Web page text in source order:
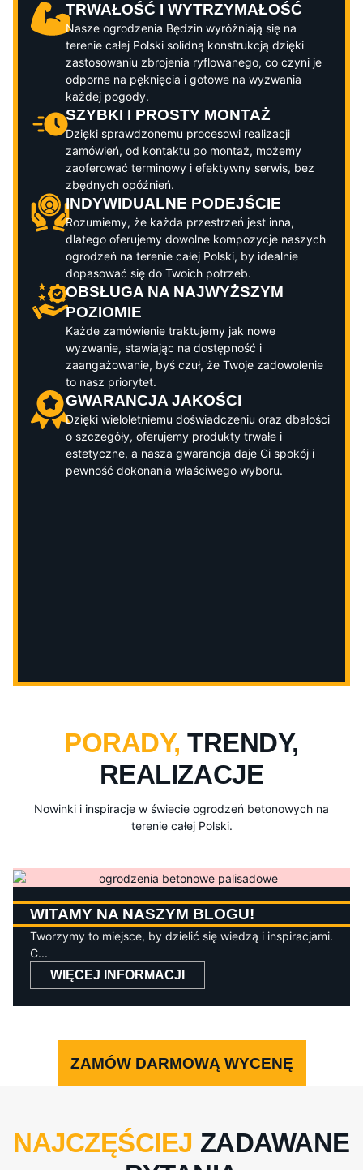
TRWAŁOŚĆ I WYTRZYMAŁOŚĆ
Nasze ogrodzenia Będzin wyróżniają się na
terenie całej Polski solidną konstrukcją dzięki
zastosowaniu zbrojenia ryflowanego, co czyni je
odporne na pęknięcia i gotowe na wyzwania
każdej pogody.
SZYBKI I PROSTY MONTAŻ
Dzięki sprawdzonemu procesowi realizacji
zamówień, od kontaktu po montaż, możemy
zaoferować terminowy i efektywny serwis, bez
zbędnych opóźnień.
INDYWIDUALNE PODEJŚCIE
Rozumiemy, że każda przestrzeń jest inna,
dlatego oferujemy dowolne kompozycje naszych
ogrodzeń na terenie całej Polski, by idealnie
dopasować się do Twoich potrzeb.
OBSŁUGA NA NAJWYŻSZYM
POZIOMIE
Każde zamówienie traktujemy jak nowe
wyzwanie, stawiając na dostępność i
zaangażowanie, byś czuł, że Twoje zadowolenie
to nasz priorytet.
GWARANCJA JAKOŚCI
Dzięki wieloletniemu doświadczeniu oraz dbałości
o szczegóły, oferujemy produkty trwałe i
estetyczne, a nasza gwarancja daje Ci spokój i
pewność dokonania właściwego wyboru.
PORADY,TRENDY,
REALIZACJE
Nowinki i inspiracje w świecie ogrodzeń betonowych na
terenie całej Polski.
WITAMY NA NASZYM BLOGU!
Tworzymy to miejsce, by dzielić się wiedzą i inspiracjami.
C...
WIĘCEJ INFORMACJI
ZAMÓW DARMOWĄ WYCENĘ
NAJCZĘŚCIEJ ZADAWANE